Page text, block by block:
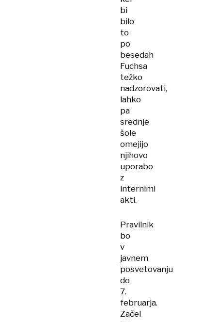
bi
bilo
to
po
besedah
Fuchsa
težko
nadzorovati,
lahko
pa
srednje
šole
omejijo
njihovo
uporabo
z
internimi
akti.
Pravilnik
bo
v
javnem
posvetovanju
do
7.
februarja.
Začel